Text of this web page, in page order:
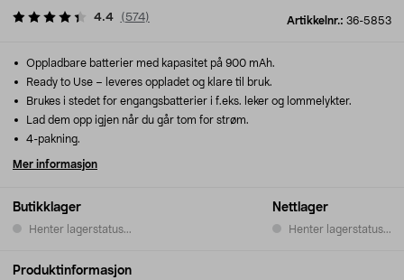
Artikkelnr.: 36-5853
4.4 ( 574)
Butikklager
Henter lagerstatus...
Nettlager
Henter lagerstatus...
Oppladbare batterier med kapasitet på 900 mAh.
Ready to Use – leveres oppladet og klare til bruk.
Brukes i stedet for engangsbatterier i f.eks. leker og lommelykter.
Lad dem opp igjen når du går tom for strøm.
4-pakning.
Mer informasjon
Produktinformasjon